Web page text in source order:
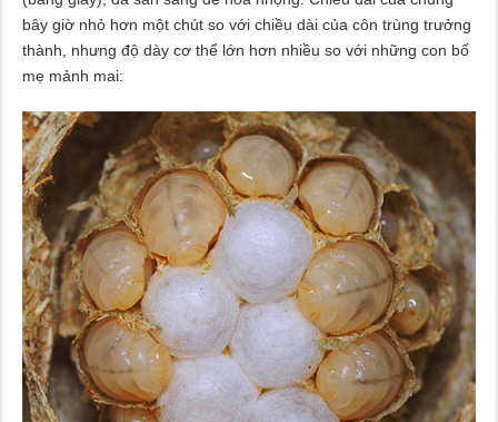
bây giờ nhỏ hơn một chút so với chiều dài của côn trùng trưởng
thành, nhưng độ dày cơ thể lớn hơn nhiều so với những con bố
mẹ mảnh mai: